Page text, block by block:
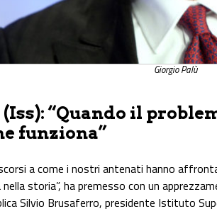
Giorgio Palù
“Quando il
funziona”
scorsi a come i nostri antenati hanno
storia”, ha premesso con un
Silvio Brusaferro, presidente Istituto